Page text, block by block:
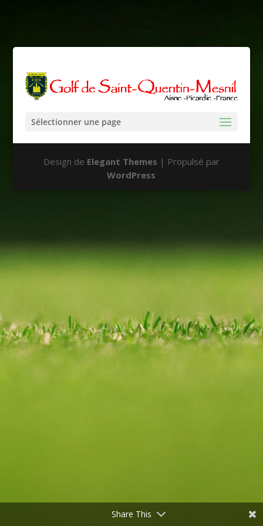
Sélectionner une page
Design de Elegant Themes | Propulsé par
WordPress
Share This